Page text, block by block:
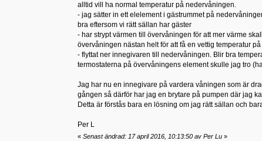
alltid vill ha normal temperatur på nedervåningen.
- jag sätter in ett elelement i gästrummet på
bra eftersom vi rätt sällan har gäster
- har strypt värmen till övervåningen för att mer värme
övervåningen nästan helt för att få en vettig temperatur
- flyttat ner innegivaren till nedervåningen. Blir bra
termostaterna på övervåningens element skulle jag tro
Jag har nu en innegivare på vardera våningen som är
gången så därför har jag en brytare på pumpen där jag
Detta är förstås bara en lösning om jag rätt sällan och
Per L
« Senast ändrad: 17 april 2016, 10:13:50 av Per Lu»